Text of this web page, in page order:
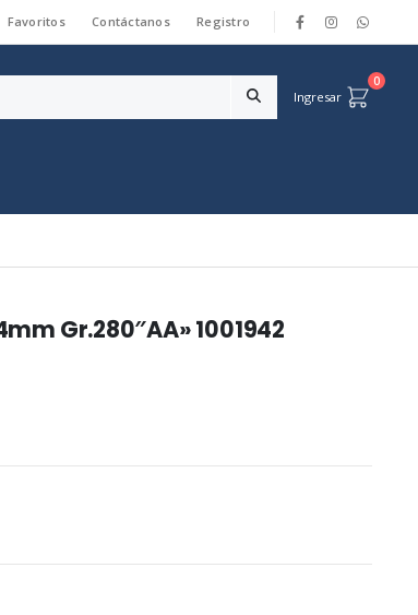
Favoritos Contáctanos Registro
Ingresar
0
Gr.280″AA» 1001942